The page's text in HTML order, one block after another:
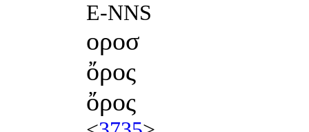
E-NNS
οροσ
ὄρος
ὄρος